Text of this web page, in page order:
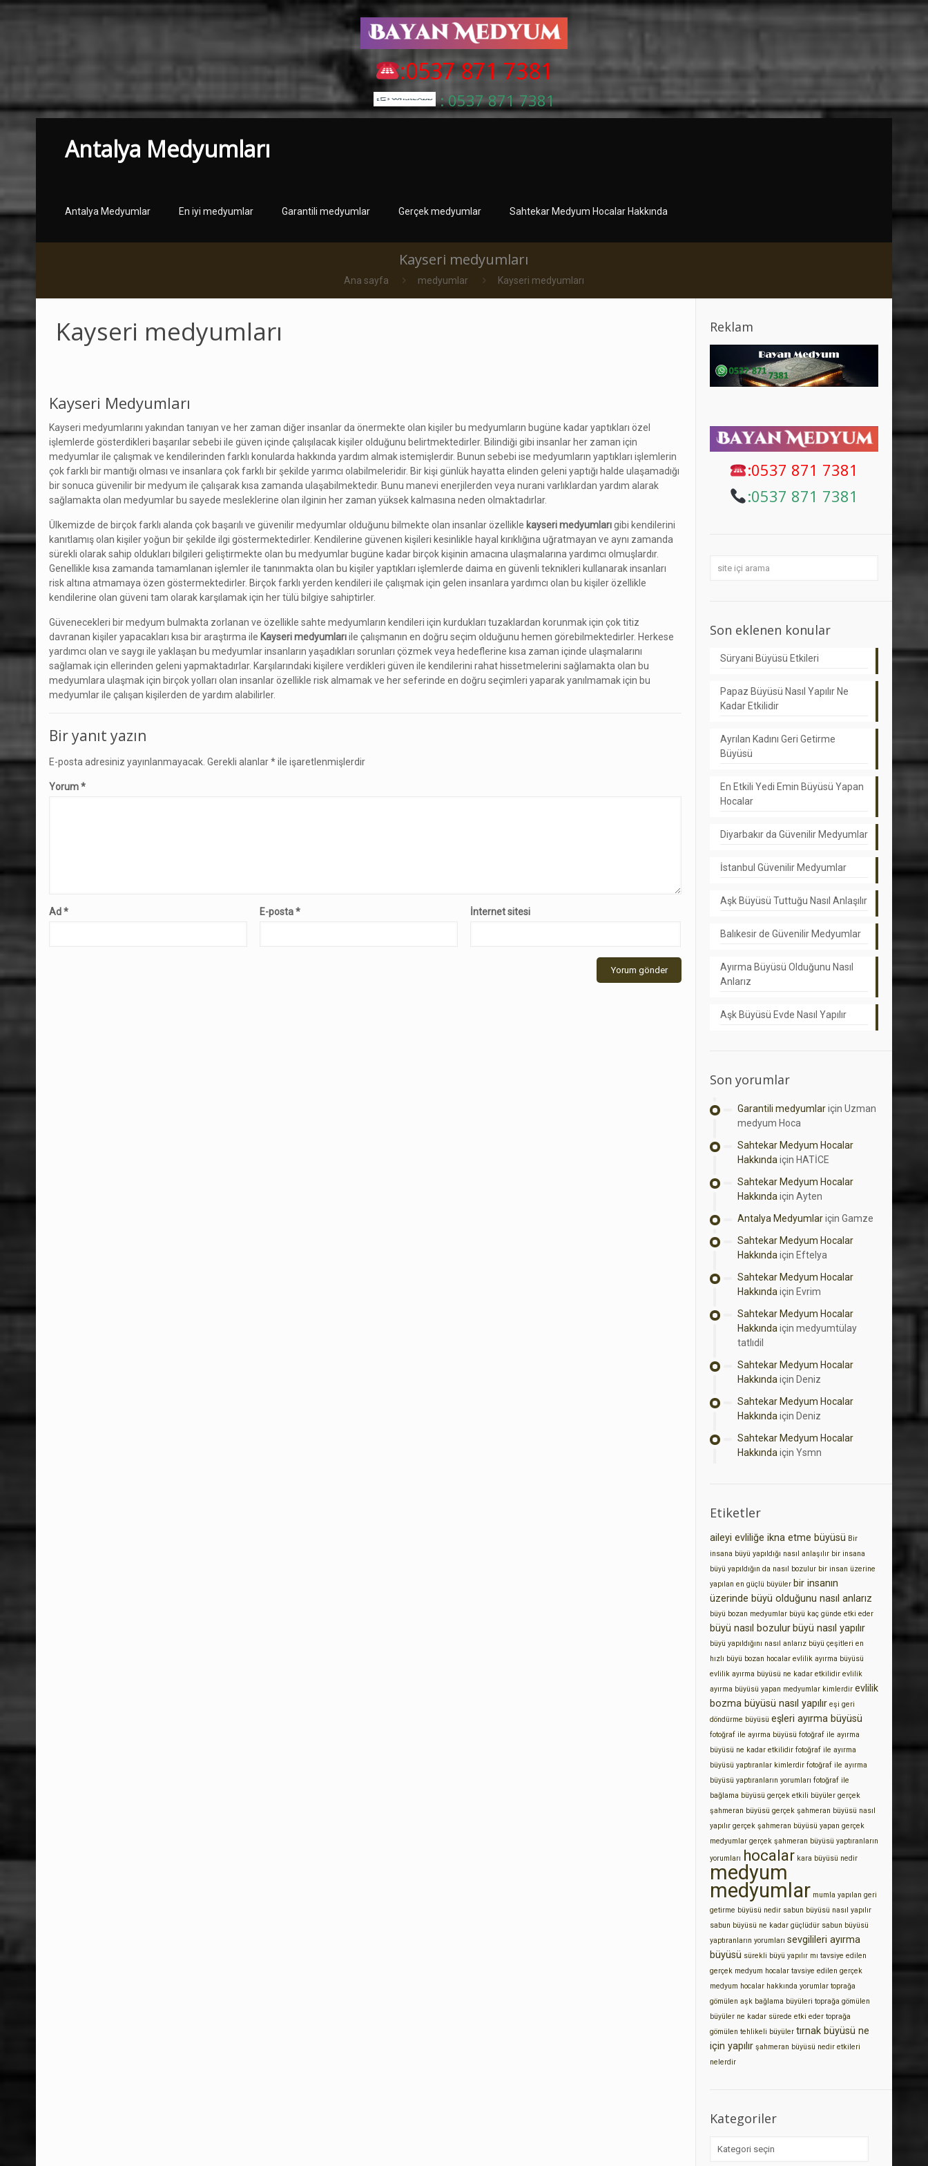
:0537 871 7381
: 0537 871 7381
Antalya Medyumları
Antalya Medyumlar En iyi medyumlar Garantili medyumlar Gerçek medyumlar Sahtekar Medyum Hocalar Hakkında
Kayseri medyumları
Ana sayfa medyumlar Kayseri medyumları
Kayseri medyumları
Kayseri Medyumları
Kayseri medyumlarını yakından tanıyan ve her zaman diğer insanlar da önermekte olan kişiler bu medyumların bugüne kadar yaptıkları özel
işlemlerde gösterdikleri başarılar sebebi ile güven içinde çalışılacak kişiler olduğunu belirtmektedirler. Bilindiği gibi insanlar her zaman için
medyumlar ile çalışmak ve kendilerinden farklı konularda hakkında yardım almak istemişlerdir. Bunun sebebi ise medyumların yaptıkları işlemlerin
çok farklı bir mantığı olması ve insanlara çok farklı bir şekilde yarımcı olabilmeleridir. Bir kişi günlük hayatta elinden geleni yaptığı halde ulaşamadığı
bir sonuca güvenilir bir medyum ile çalışarak kısa zamanda ulaşabilmektedir. Bunu manevi enerjilerden veya nurani varlıklardan yardım alarak
sağlamakta olan medyumlar bu sayede mesleklerine olan ilginin her zaman yüksek kalmasına neden olmaktadırlar.
Ülkemizde de birçok farklı alanda çok başarılı ve güvenilir medyumlar olduğunu bilmekte olan insanlar özellikle kayseri medyumlarıgibi kendilerini
kanıtlamış olan kişiler yoğun bir şekilde ilgi göstermektedirler. Kendilerine güvenen kişileri kesinlikle hayal kırıklığına uğratmayan ve aynı zamanda
sürekli olarak sahip oldukları bilgileri geliştirmekte olan bu medyumlar bugüne kadar birçok kişinin amacına ulaşmalarına yardımcı olmuşlardır.
Genellikle kısa zamanda tamamlanan işlemler ile tanınmakta olan bu kişiler yaptıkları işlemlerde daima en güvenli teknikleri kullanarak insanları
risk altına atmamaya özen göstermektedirler. Birçok farklı yerden kendileri ile çalışmak için gelen insanlara yardımcı olan bu kişiler özellikle
kendilerine olan güveni tam olarak karşılamak için her tülü bilgiye sahiptirler.
Güvenecekleri bir medyum bulmakta zorlanan ve özellikle sahte medyumların kendileri için kurdukları tuzaklardan korunmak için çok titiz
davranan kişiler yapacakları kısa bir araştırma ile Kayseri medyumlarıile çalışmanın en doğru seçim olduğunu hemen görebilmektedirler. Herkese
yardımcı olan ve saygı ile yaklaşan bu medyumlar insanların yaşadıkları sorunları çözmek veya hedeflerine kısa zaman içinde ulaşmalarını
sağlamak için ellerinden geleni yapmaktadırlar. Karşılarındaki kişilere verdikleri güven ile kendilerini rahat hissetmelerini sağlamakta olan bu
medyumlara ulaşmak için birçok yolları olan insanlar özellikle risk almamak ve her seferinde en doğru seçimleri yaparak yanılmamak için bu
medyumlar ile çalışan kişilerden de yardım alabilirler.
Bir yanıt yazın
E-posta adresiniz yayınlanmayacak. Gerekli alanlar*ile işaretlenmişlerdir
Yorum*
Ad* E-posta* İnternet sitesi
Reklam
:0537 871 7381
:0537 871 7381
Son eklenen konular
Süryani Büyüsü Etkileri
Papaz Büyüsü Nasıl Yapılır Ne
Kadar Etkilidir
Ayrılan Kadını Geri Getirme
Büyüsü
En Etkili Yedi Emin Büyüsü Yapan
Hocalar
Diyarbakır da Güvenilir Medyumlar
İstanbul Güvenilir Medyumlar
Aşk Büyüsü Tuttuğu Nasıl Anlaşılır
Balıkesir de Güvenilir Medyumlar
Ayırma Büyüsü Olduğunu Nasıl
Anlarız
Aşk Büyüsü Evde Nasıl Yapılır
Son yorumlar
Garantili medyumlariçin Uzman
medyum Hoca
Sahtekar Medyum Hocalar
Hakkında için HATİCE
Sahtekar Medyum Hocalar
Hakkında için Ayten
Antalya Medyumlariçin Gamze
Sahtekar Medyum Hocalar
Hakkında için Eftelya
Sahtekar Medyum Hocalar
Hakkında için Evrim
Sahtekar Medyum Hocalar
Hakkında için medyumtülay
tatlıdil
Sahtekar Medyum Hocalar
Hakkında için Deniz
Sahtekar Medyum Hocalar
Hakkında için Deniz
Sahtekar Medyum Hocalar
Hakkında için Ysmn
Etiketler
aileyi evliliğe ikna etme büyüsü Bir
insana büyü yapıldığı nasıl anlaşılır bir insana
büyü yapıldığın da nasıl bozulur bir insan üzerine
yapılan en güçlü büyüler bir insanın
üzerinde büyü olduğunu nasıl anlarız
büyü bozan medyumlar büyü kaç günde etki eder
büyü nasıl bozulur büyü nasıl yapılır
büyü yapıldığını nasıl anlarız büyü çeşitleri en
hızlı büyü bozan hocalar evlilik ayırma büyüsü
evlilik ayırma büyüsü ne kadar etkilidir evlilik
ayırma büyüsü yapan medyumlar kimlerdir evlilik
bozma büyüsü nasıl yapılır eşi geri
döndürme büyüsü eşleri ayırma büyüsü
fotoğraf ile ayırma büyüsü fotoğraf ile ayırma
büyüsü ne kadar etkilidir fotoğraf ile ayırma
büyüsü yaptıranlar kimlerdir fotoğraf ile ayırma
büyüsü yaptıranların yorumları fotoğraf ile
bağlama büyüsü gerçek etkili büyüler gerçek
şahmeran büyüsü gerçek şahmeran büyüsü nasıl
yapılır gerçek şahmeran büyüsü yapan gerçek
medyumlar gerçek şahmeran büyüsü yaptıranların
yorumları hocalar kara büyüsü nedir
medyum
medyumlar mumla yapılan geri
getirme büyüsü nedir sabun büyüsü nasıl yapılır
sabun büyüsü ne kadar güçlüdür sabun büyüsü
yaptıranların yorumları sevgilileri ayırma
büyüsü sürekli büyü yapılır mı tavsiye edilen
gerçek medyum hocalar tavsiye edilen gerçek
medyum hocalar hakkında yorumlar toprağa
gömülen aşk bağlama büyüleri toprağa gömülen
büyüler ne kadar sürede etki eder toprağa
gömülen tehlikeli büyüler tırnak büyüsü ne
için yapılır şahmeran büyüsü nedir etkileri
nelerdir
Kategoriler